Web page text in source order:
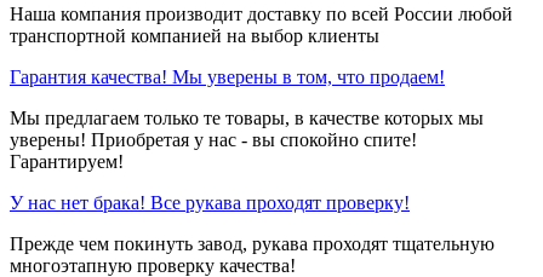
Наша компания производит доставку по всей России любой
транспортной компанией на выбор клиенты
Гарантия качества! Мы уверены в том, что продаем!
Мы предлагаем только те товары, в качестве которых мы
уверены! Приобретая у нас - вы спокойно спите!
Гарантируем!
У нас нет брака! Все рукава проходят проверку!
Прежде чем покинуть завод, рукава проходят тщательную
многоэтапную проверку качества!